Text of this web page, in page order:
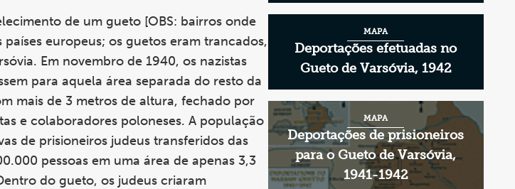
de um gueto [OBS: bairros onde
europeus; os guetos eram trancados,
Em novembro de 1940, os nazistas
para aquela área separada do resto da
mais de 3 metros de altura, fechado por
e colaboradores poloneses. A população
de prisioneiros judeus transferidos das
pessoas em uma área de apenas 3,3
do gueto, os judeus criaram
Deportações efetuadas no
Gueto de Varsóvia, 1942
MAPA
Deportações de prisioneiros
para o Gueto de Varsóvia,
1941-1942
MAPA